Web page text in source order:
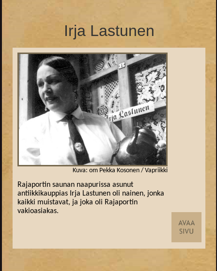
Irja Lastunen
Kuva: om Pekka Kosonen / Vapriikki
Rajaportin saunan naapurissa asunut
antiikkikauppias Irja Lastunen oli nainen, jonka
kaikki muistavat, ja joka oli Rajaportin
vakioasiakas.